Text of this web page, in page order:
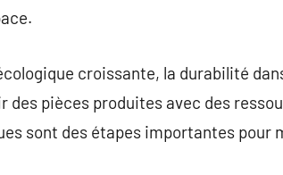
croissante, la durabilité
des pièces produites avec des
sont des étapes importantes pour